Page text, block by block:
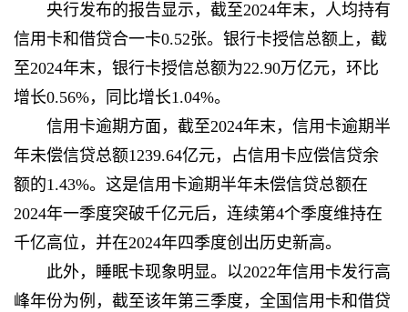
央行发布的报告显示，截至2024年末，人均持有
信用卡和借贷合一卡0.52张。银行卡授信总额上，截
至2024年末，银行卡授信总额为22.90万亿元，环比
增长0.56%，同比增长1.04%。
信用卡逾期方面，截至2024年末，信用卡逾期半
年未偿信贷总额1239.64亿元，占信用卡应偿信贷余
额的1.43%。这是信用卡逾期半年未偿信贷总额在
2024年一季度突破千亿元后，连续第4个季度维持在
千亿高位，并在2024年四季度创出历史新高。
此外，睡眠卡现象明显。以2022年信用卡发行高
峰年份为例，截至该年第三季度，全国信用卡和借贷